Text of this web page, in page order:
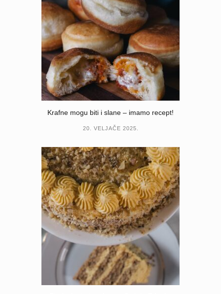
Krafne mogu biti i slane – imamo recept!
20. VELJAČE 2025.